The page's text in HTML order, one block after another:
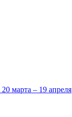
20 марта – 19 апреля